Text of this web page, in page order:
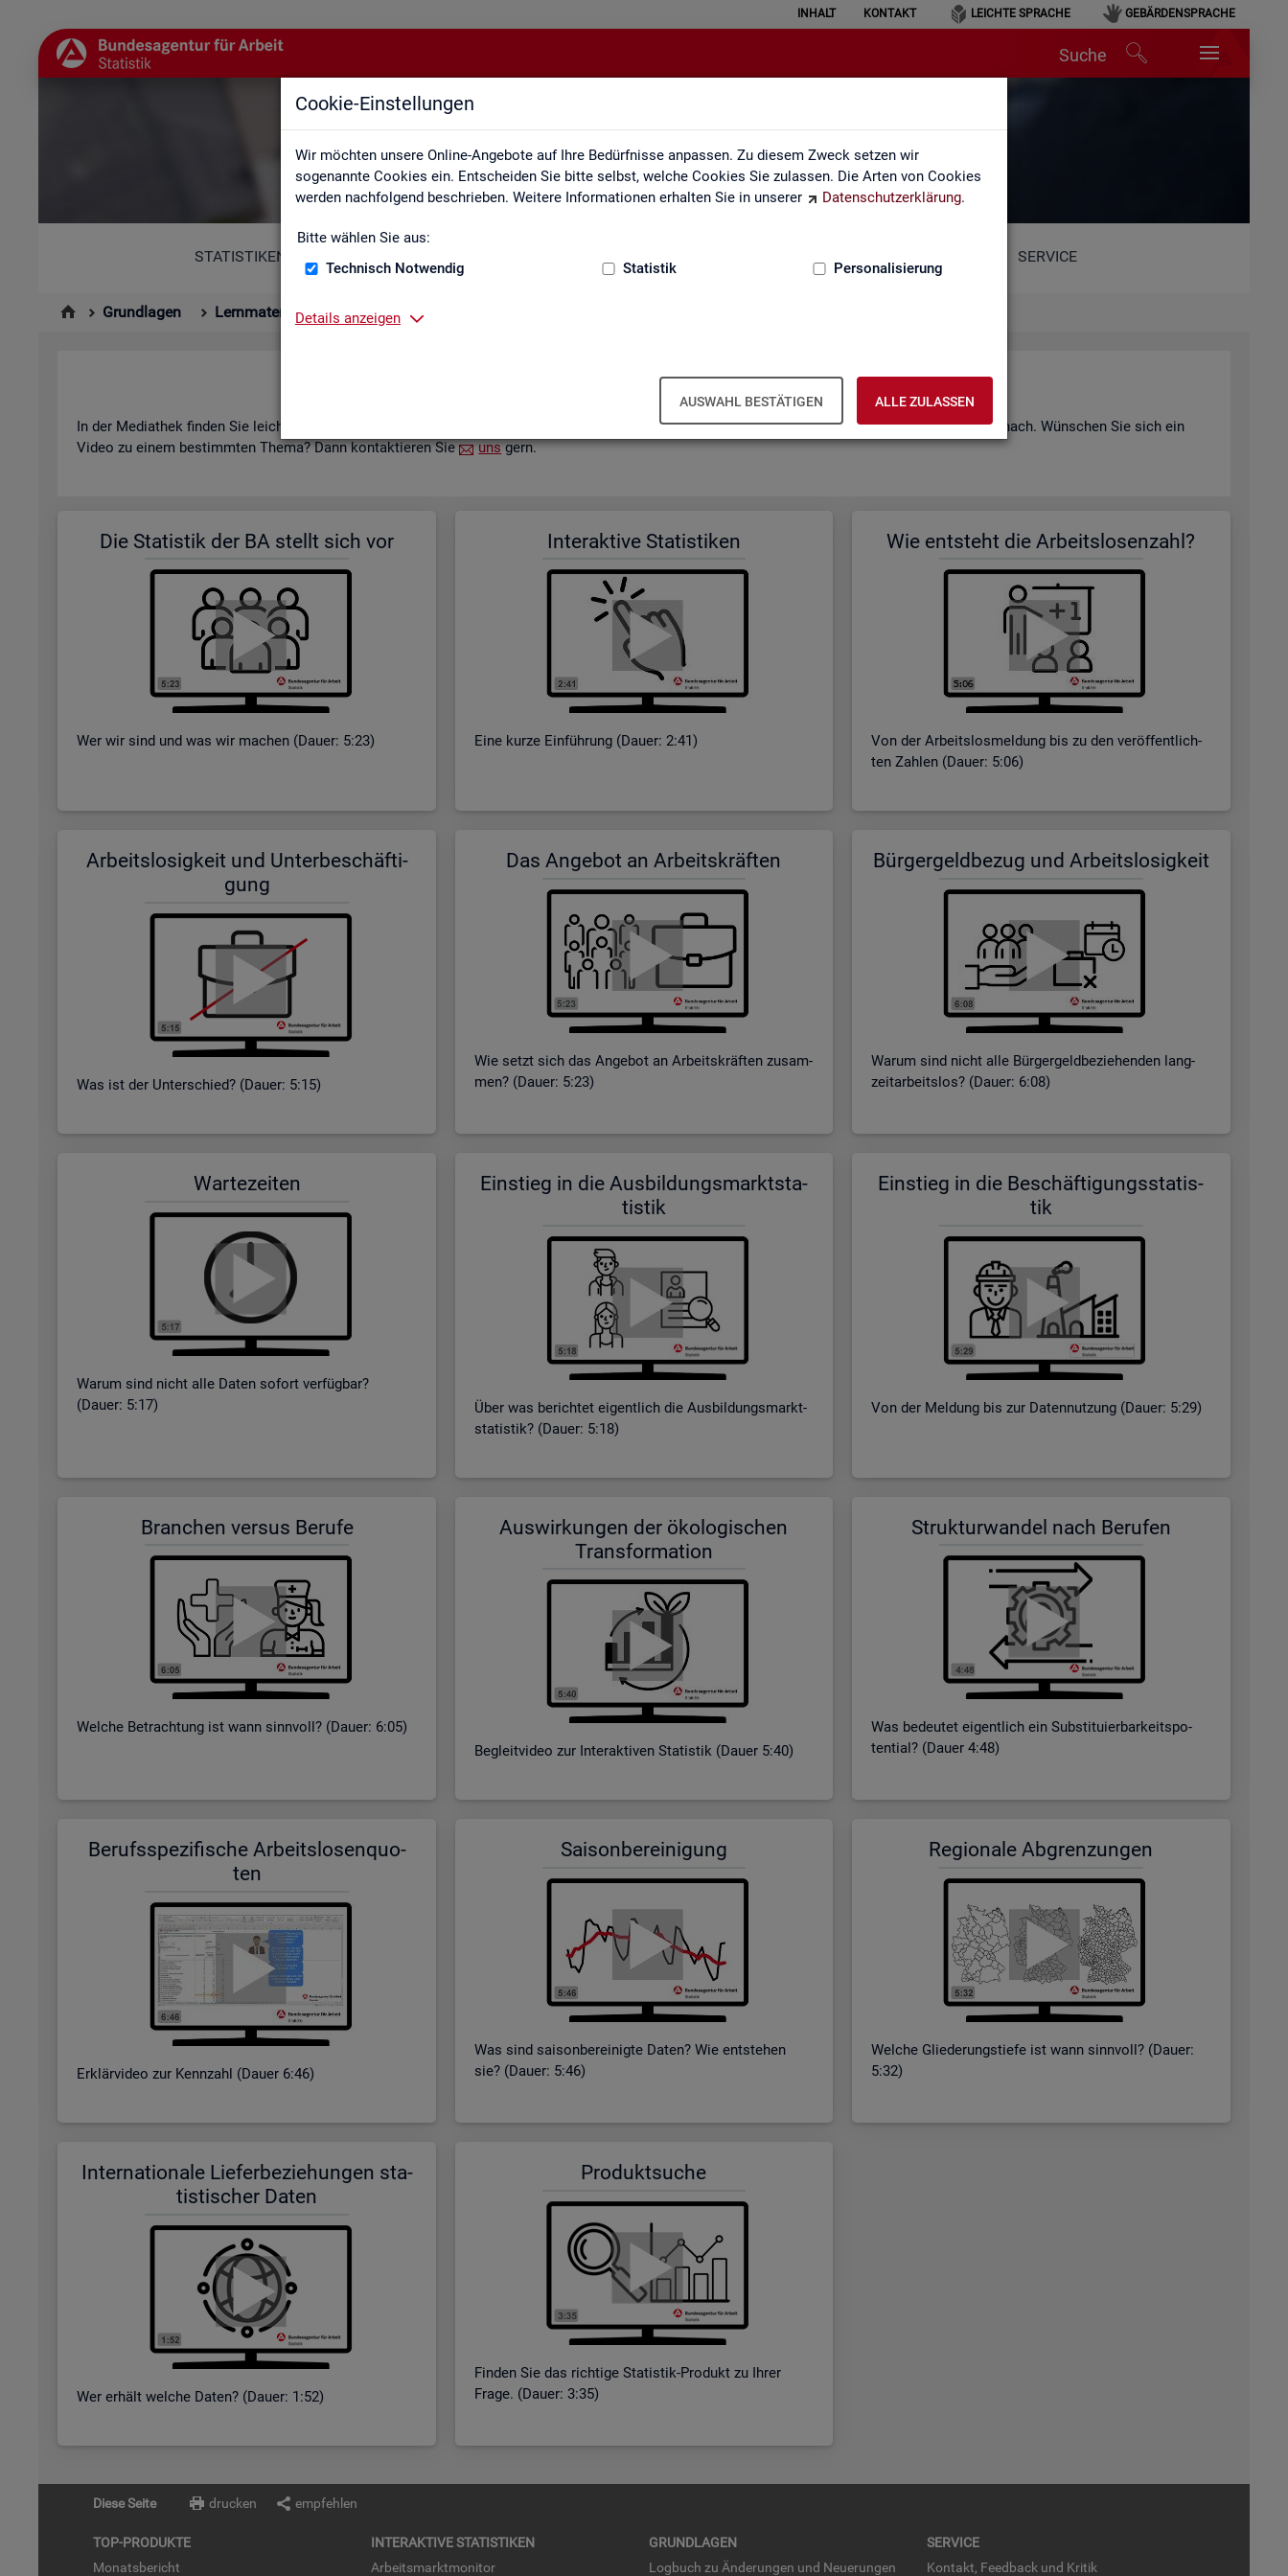
Cookie-Einstellungen
Wir möchten unsere Online-Angebote auf Ihre Bedürfnisse anpassen. Zu diesem Zweck setzen wir
sogenannte Cookies ein. Entscheiden Sie bitte selbst, welche Cookies Sie zulassen. Die Arten von Cookies
werden nachfolgend beschrieben. Weitere Informationen erhalten Sie in unserer
Datenschutzerklärung.
Bitte wählen Sie aus:
Technisch Notwendig
Statistik Personalisierung
Details anzeigen
AUSWAHL BESTÄTIGEN ALLE ZULASSEN
INHALT KONTAKT LEICHTE SPRACHE GEBÄRDENSPRACHE
Suche
Mediathek
STATISTIKEN SERVICE
Grundlagen Lernmaterialien Mediathek
Me­dia­thek
In der Me­dia­thek fin­den Sie leicht ver­ständ­li­che Kurz­vi­de­os zu zen­tra­len The­men der Sta­tis­tik der BA. Wir er­gän­zen unser Vi­deo­an­ge­bot nach und nach. Wün­schen Sie sich ein
Video zu einem be­stimm­ten Thema? Dann kon­tak­tie­ren Sie
unsgern.
Die Sta­tis­tik der BA stellt sich vor
Wer wir sind und was wir ma­chen (Dauer: 5:23)
In­ter­ak­ti­ve Sta­tis­ti­ken
Eine kurze Ein­füh­rung (Dauer: 2:41)
Wie ent­steht die Ar­beits­lo­sen­zahl?
Von der Ar­beits­los­mel­dung bis zu den ver­öf­fent­lich­
ten Zah­len (Dauer: 5:06)
Ar­beits­lo­sig­keit und Un­ter­be­schäf­ti­
gung
Was ist der Un­ter­schied? (Dauer: 5:15)
Das An­ge­bot an Ar­beits­kräf­ten
Wie setzt sich das An­ge­bot an Ar­beits­kräf­ten zu­sam­
men? (Dauer: 5:23)
Bür­ger­geld­be­zug und Ar­beits­lo­sig­keit
Warum sind nicht alle Bür­ger­geld­be­zie­hen­den lang­
zeit­ar­beits­los? (Dauer: 6:08)
War­te­zei­ten
Warum sind nicht alle Daten so­fort ver­füg­bar?
(Dauer: 5:17)
Ein­stieg in die Aus­bil­dungs­markt­sta­
tis­tik
Über was be­rich­tet ei­gent­lich die Aus­bil­dungs­markt­
sta­tis­tik? (Dauer: 5:18)
Ein­stieg in die Be­schäf­ti­gungs­sta­tis­
tik
Von der Mel­dung bis zur Da­ten­nut­zung (Dauer: 5:29)
Bran­chen ver­sus Be­ru­fe
Wel­che Be­trach­tung ist wann sinn­voll? (Dauer: 6:05)
Aus­wir­kun­gen der öko­lo­gi­schen
Trans­for­ma­ti­on
Be­gleit­vi­deo zur In­ter­ak­ti­ven Sta­tis­tik (Dauer 5:40)
Struk­tur­wan­del nach Be­ru­fen
Was be­deu­tet ei­gent­lich ein Sub­sti­tu­ier­bar­keits­po­
ten­ti­al? (Dauer 4:48)
Be­rufs­spe­zi­fi­sche Ar­beits­lo­sen­quo­
ten
Er­klär­vi­deo zur Kenn­zahl (Dauer 6:46)
Sai­son­be­rei­ni­gung
Was sind sai­son­be­rei­nig­te Daten? Wie ent­ste­hen
sie? (Dauer: 5:46)
Re­gio­na­le Ab­gren­zun­gen
Wel­che Glie­de­rungs­tie­fe ist wann sinn­voll? (Dauer:
5:32)
In­ter­na­tio­na­le Lie­fer­be­zie­hun­gen sta­
tis­ti­scher Daten
Wer er­hält wel­che Daten? (Dauer: 1:52)
Pro­dukt­su­che
Fin­den Sie das rich­ti­ge Sta­tis­tik-Pro­dukt zu Ihrer
Frage. (Dauer: 3:35)
Diese Seite drucken empfehlen
TOP-PRO­DUK­TE
Mo­nats­be­richt
IN­TER­AK­TI­VE STA­TIS­TI­KEN
Ar­beits­markt­mo­ni­tor
GRUND­LA­GEN
Log­buch zu Än­de­run­gen und Neue­run­gen
SER­VICE
Kon­takt, Feed­back und Kri­tik